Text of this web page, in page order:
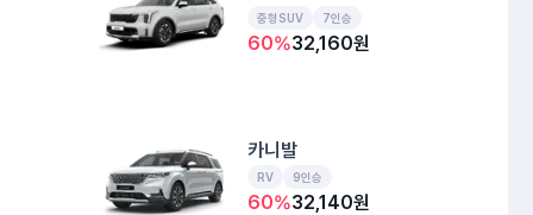
중형SUV 7인승
60%32,160원
카니발
RV 9인승
60%32,140원